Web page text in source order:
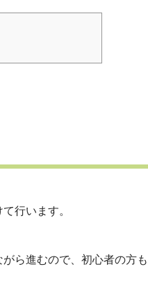
行います。
ら進むので、初心者の方